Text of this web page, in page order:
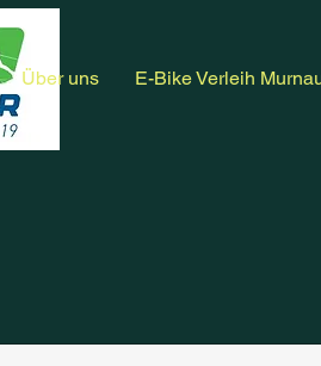
Über uns E-Bike Verleih